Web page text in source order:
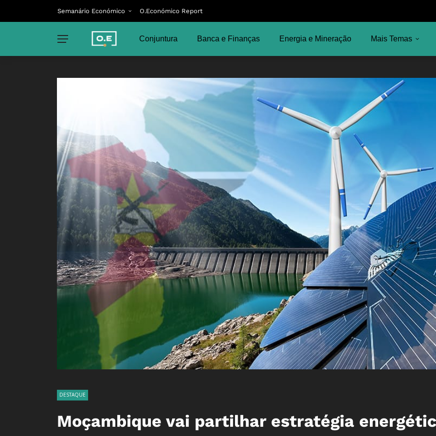
Semanário Económico O.Económico Report
Conjuntura Banca e Finanças Energia e Mineração Mais Temas
DESTAQUE
Moçambique vai partilhar estratégia